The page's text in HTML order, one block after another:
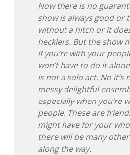
Now there is no
show is always good or
without a hitch or it
hecklers. But the show
if you’re with your
won’t have to do it
is not a solo act. No it’s
messy delightful
especially when you’re
people. These are
might have for your
there will be many
along the way.